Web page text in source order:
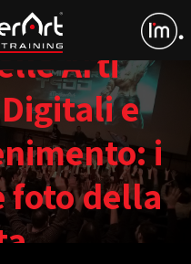
Arti
e
i
foto della